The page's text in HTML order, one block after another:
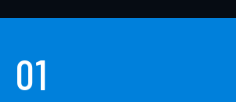
01